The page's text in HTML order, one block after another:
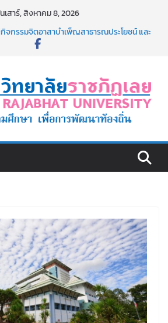
เสาร์, สิงหาคม 8, 2026
จกรรมจิตอาสาบำเพ็ญสาธารณประโยชน์ และ
หกรรมวิชาการ เปิดบ้าน LRU ครั้งที่ 4 เปิดให้
ยค้นหาสาขาวิชาในฝัน สู่อนาคตที่ใช่
ย ร่วมประชุมชี้แจงกับคณะอนุกรรมาธิการ
ณ พ.ศ. 2570
ฉพาะเจาะจง